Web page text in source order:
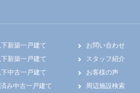
新築一戸建て
新築一戸建て
中古一戸建て
み中古一戸建て
お問い合わせ
スタッフ紹介
お客様の声
周辺施設検索